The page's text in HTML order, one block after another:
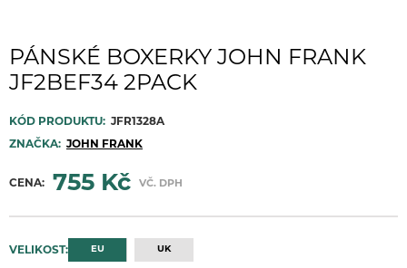
PÁNSKÉ BOXERKY JOHN FRANK
JF2BEF34 2PACK
KÓD PRODUKTU: JFR1328A
ZNAČKA: JOHN FRANK
CENA: 755 Kč VČ. DPH
VELIKOST: EU UK